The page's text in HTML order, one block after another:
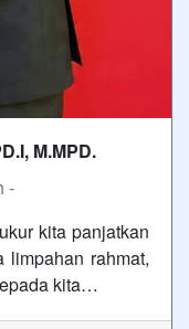
M.MPD.
-
kita panjatkan
limpahan rahmat,
kita…